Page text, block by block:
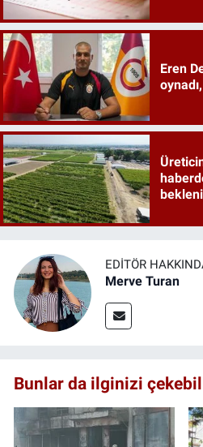
Eren
EDITÖR
Merve Turan
Bunlar da ilginizi